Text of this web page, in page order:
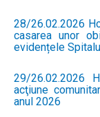
28/26.02.2026
casarea unor
evidențele
29/26.02.2026
acţiune
anul 2026